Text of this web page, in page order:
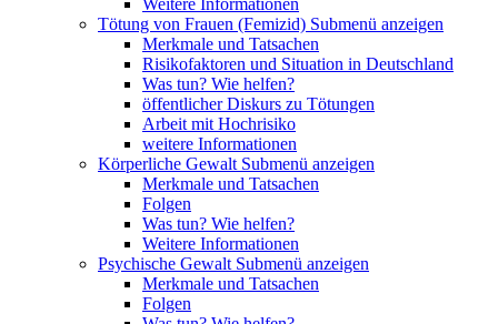
Weitere Informationen
Tötung von Frauen (Femizid) Submenü anzeigen
Merkmale und Tatsachen
Risikofaktoren und Situation in Deutschland
Was tun? Wie helfen?
öffentlicher Diskurs zu Tötungen
Arbeit mit Hochrisiko
weitere Informationen
Körperliche Gewalt Submenü anzeigen
Merkmale und Tatsachen
Folgen
Was tun? Wie helfen?
Weitere Informationen
Psychische Gewalt Submenü anzeigen
Merkmale und Tatsachen
Folgen